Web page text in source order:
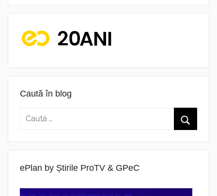
Caută în blog
ePlan by Știrile ProTV & GPeC